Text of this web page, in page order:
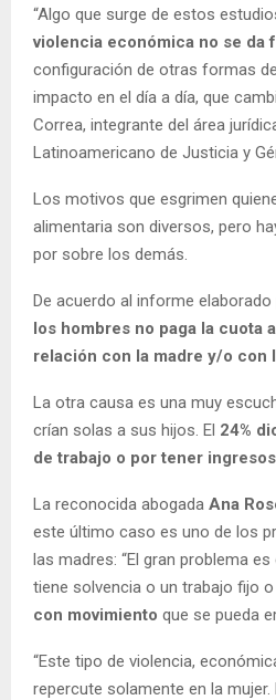
“Algo que surge de estos
violencia económica no se da
configuración de otras formas
impacto en el día a día, que
Correa, integrante del área
Latinoamericano de Justicia y
Los motivos que esgrimen
alimentaria son diversos, pero
por sobre los demás.
De acuerdo al informe elaborado
los hombres no paga la cuota
relación con la madre y/o con
La otra causa es una muy
crían solas a sus hijos. El 24%
de trabajo o por tener
La reconocida abogada Ana
este último caso es uno de los
las madres: “El gran problema
tiene solvencia o un trabajo fijo o
con movimiento que se pueda
“Este tipo de violencia,
repercute solamente en la